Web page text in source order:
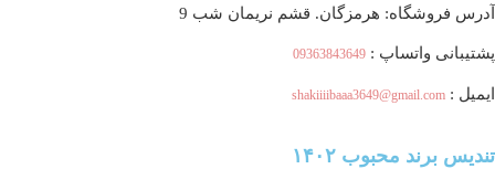
آدرس فروشگاه: هرمزگان. قشم نریمان شب 9
پشتیبانی واتساپ : 09363843649
ایمیل : shakiiiibaaa3649@gmail.com
تندیس برند محبوب ۱۴۰۲